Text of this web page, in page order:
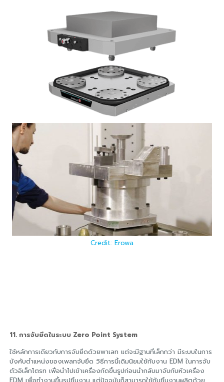
Credit: Erowa
11. การจับยึดในระบบ Zero Point System
ใช้หลักการเดียวกับการจับยึดด้วยพาเลท แต่จะมีฐานที่เล็กกว่า มีระบบในการ
บังคับตำแหน่งของเพลทจับยึด วิธีการนี้เดิมนิยมใช้กับงาน EDM ในการจับ
ตัวอิเล็กโตรท เพื่อนำไปเข้าเครื่องกัดขึ้นรูปก่อนนำกลับมาจับกับหัวเครื่อง